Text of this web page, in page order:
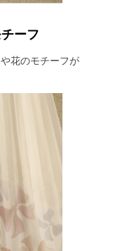
ーフ
花のモチーフが